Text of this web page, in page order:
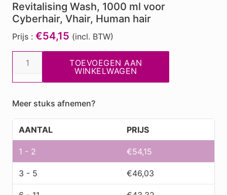
Revitalising Wash, 1000 ml voor
Cyberhair, Vhair, Human hair
Prijs : €54,15 (incl. BTW)
Revitalising
1000
Human
hair
aantal
TOEVOEGEN AAN
WINKELWAGEN
Meer stuks afnemen?
AANTAL PRIJS
1 - 2 €54,15
3 - 5 €46,03